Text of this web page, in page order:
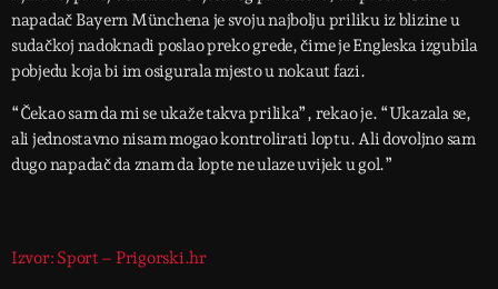
napadač Bayern Münchena je svoju najbolju priliku iz blizine u
sudačkoj nadoknadi poslao preko grede, čime je Engleska izgubila
pobjedu koja bi im osigurala mjesto u nokaut fazi.
“Čekao sam da mi se ukaže takva prilika”, rekao je. “Ukazala se,
ali jednostavno nisam mogao kontrolirati loptu. Ali dovoljno sam
dugo napadač da znam da lopte ne ulaze uvijek u gol.”
Izvor: Sport – Prigorski.hr